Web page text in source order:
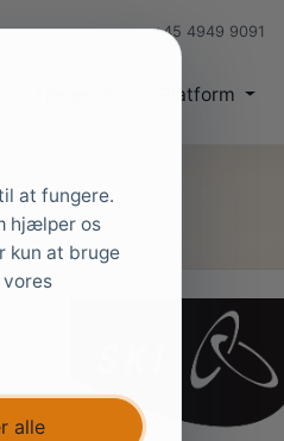
+45 4949 9091
Platform
at fungere.
hjælper os
kun at bruge
alle